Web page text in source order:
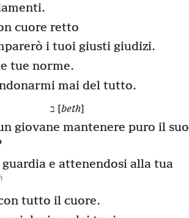
cuore retto
i tuoi giusti giudizi.
tue norme.
mai del tutto.
ב [beth]
giovane mantenere puro il suo
e attenendosi alla tua
tutto il cuore.